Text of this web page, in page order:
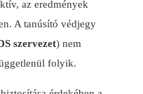
az eredmények
A tanúsító védjegy
szervezet) nem
folyik.